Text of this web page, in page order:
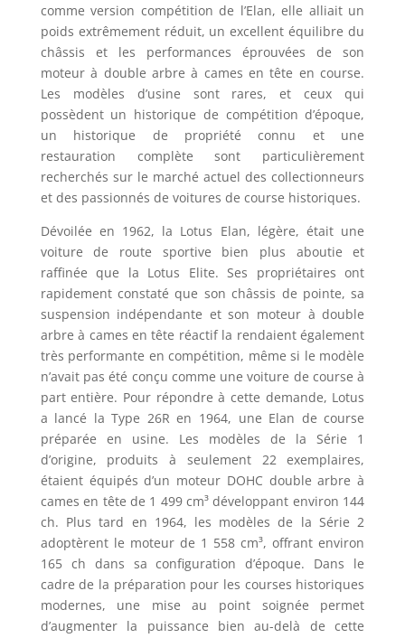
comme version compétition de l’Elan, elle alliait un
poids extrêmement réduit, un excellent équilibre du
châssis et les performances éprouvées de son
moteur à double arbre à cames en tête en course.
Les modèles d’usine sont rares, et ceux qui
possèdent un historique de compétition d’époque,
un historique de propriété connu et une
restauration complète sont particulièrement
recherchés sur le marché actuel des collectionneurs
et des passionnés de voitures de course historiques.
Dévoilée en 1962, la Lotus Elan, légère, était une
voiture de route sportive bien plus aboutie et
raffinée que la Lotus Elite. Ses propriétaires ont
rapidement constaté que son châssis de pointe, sa
suspension indépendante et son moteur à double
arbre à cames en tête réactif la rendaient également
très performante en compétition, même si le modèle
n’avait pas été conçu comme une voiture de course à
part entière. Pour répondre à cette demande, Lotus
a lancé la Type 26R en 1964, une Elan de course
préparée en usine. Les modèles de la Série 1
d’origine, produits à seulement 22 exemplaires,
étaient équipés d’un moteur DOHC double arbre à
cames en tête de 1 499 cm³ développant environ 144
ch. Plus tard en 1964, les modèles de la Série 2
adoptèrent le moteur de 1 558 cm³, offrant environ
165 ch dans sa configuration d’époque. Dans le
cadre de la préparation pour les courses historiques
modernes, une mise au point soignée permet
d’augmenter la puissance bien au-delà de cette